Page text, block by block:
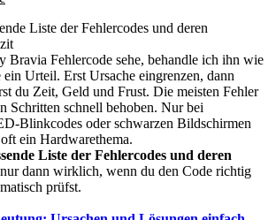
Liste der Fehlercodes und deren
Bravia Fehlercode sehe, behandle ich ihn wie
Urteil. Erst Ursache eingrenzen, dann
du Zeit, Geld und Frust. Die meisten Fehler
Schritten schnell behoben. Nur bei
Blinkcodes oder schwarzen Bildschirmen
ein Hardwarethema.
Liste der Fehlercodes und deren
dann wirklich, wenn du den Code richtig
prüfst.